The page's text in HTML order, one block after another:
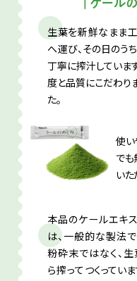
生葉を新鮮なまま
へ運び、その日のう
丁寧に搾汁していま
度と品質にこだわり
た。
使い
でも
いた
本品のケールエキ
は、一般的な製法
粉砕末ではなく、
ら搾ってつくっていま